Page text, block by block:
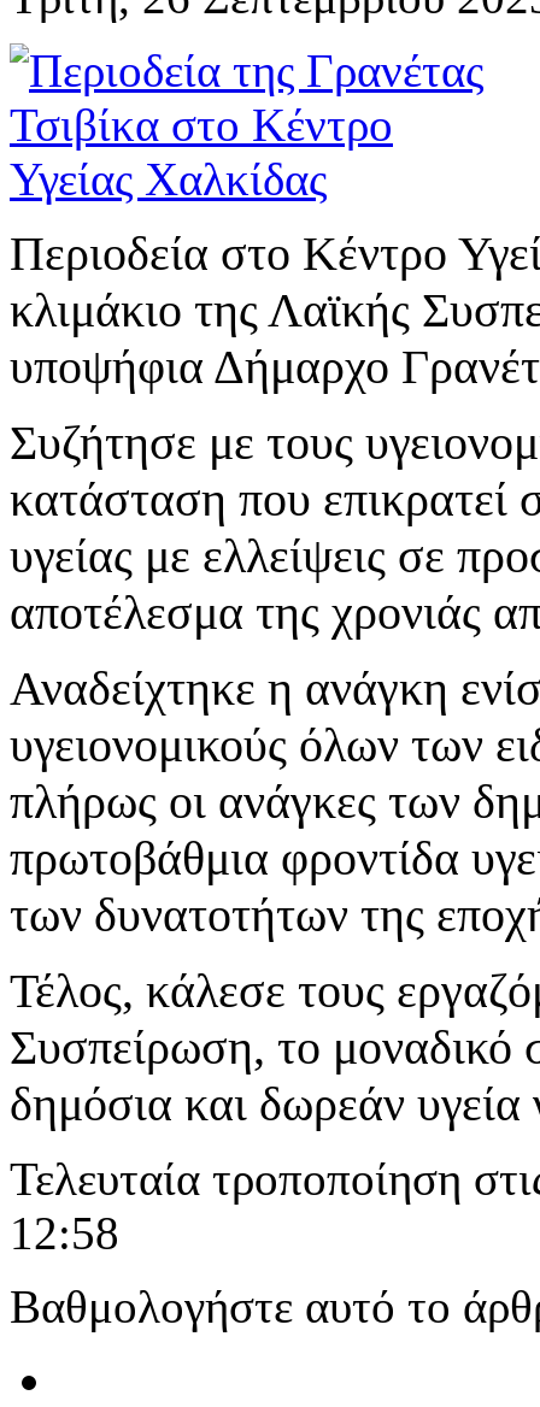
Περιοδεία στο Κέντρο
κλιμάκιο της Λαϊκής
υποψήφια Δήμαρχο
Συζήτησε με τους
κατάσταση που επικρατεί
υγείας με ελλείψεις σε
αποτέλεσμα της χρονιάς
Αναδείχτηκε η ανάγκη
υγειονομικούς όλων των
πλήρως οι ανάγκες των
πρωτοβάθμια φροντίδα
των δυνατοτήτων της
Τέλος, κάλεσε τους
Συσπείρωση, το μοναδικό
δημόσια και δωρεάν υγεία
Τελευταία τροποποίηση
12:58
Βαθμολογήστε αυτό το